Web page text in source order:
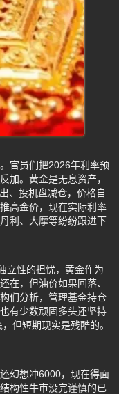
官员们把2026年利率预
加。黄金是无息资产，
、投机盘减仓，价格自
高金价，现在实际利率
利、大摩等纷纷跟进下
立性的担忧，黄金作为
在，但油价如果回落、
们分析，管理基金持仓
有少数顽固多头还坚持
但短期现实是残酷的。
幻想冲6000，现在得面
构性牛市没完谨慎的已